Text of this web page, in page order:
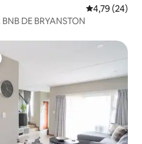
Note
4,79 (24)
DE BRYANSTON